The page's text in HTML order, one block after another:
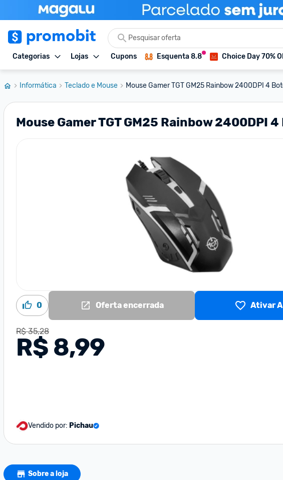
Categorias Lojas Cupons Esquenta 8.8 Choice Day 70%
Informática Teclado e Mouse Mouse Gamer TGT GM25 Rainbow 2400DPI 4
Mouse Gamer TGT GM25 Rainbow 2400DPI
0 Oferta encerrada Ativar
R$ 35,28
R$ 8,99
Vendido por: Pichau
Sobre a loja